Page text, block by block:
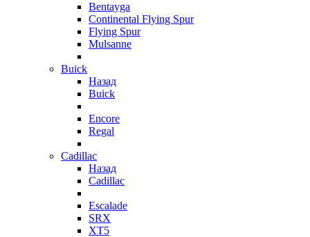
Bentayga
Continental Flying Spur
Flying Spur
Mulsanne
Buick
Назад
Buick
Encore
Regal
Cadillac
Назад
Cadillac
Escalade
SRX
XT5